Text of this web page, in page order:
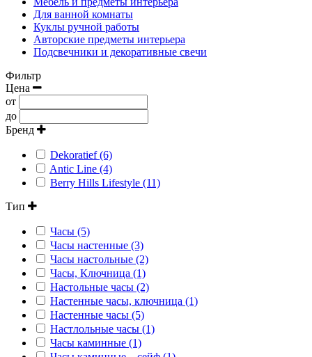
Для ванной комнаты
Куклы ручной работы
Авторские предметы интерьера
Подсвечники и декоративные свечи
Фильтр
Цена
от
до
Бренд
Dekoratief (6)
Antic Line (4)
Berry Hills Lifestyle (11)
Тип
Часы (5)
Часы настенные (3)
Часы настольные (2)
Часы, Ключница (1)
Настольные часы (2)
Настенные часы, ключница (1)
Настенные часы (5)
Настлольные часы (1)
Часы каминные (1)